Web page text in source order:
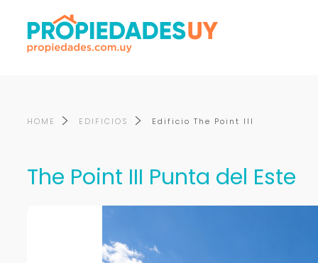
HOME EDIFICIOS Edificio The Point III
The Point III Punta del Este